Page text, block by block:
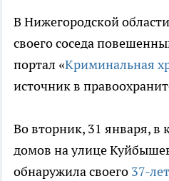
В Нижегородской
своего соседа
портал «Криминальная
источник в
Во вторник, 31 января, в
домов на улице
обнаружила своего 37-